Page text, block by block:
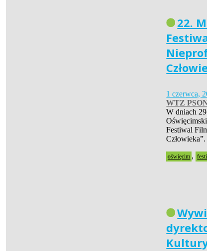
22.
1 czerwca,
WTZ
W dniach
Festiwal
oświęcim ,